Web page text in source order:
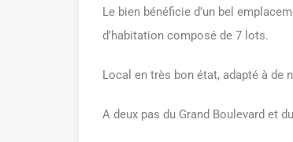
Le bien bénéficie d’un bel
d’habitation composé de 7 lots.
Local en très bon état, adapté à
A deux pas du Grand Boulevard et